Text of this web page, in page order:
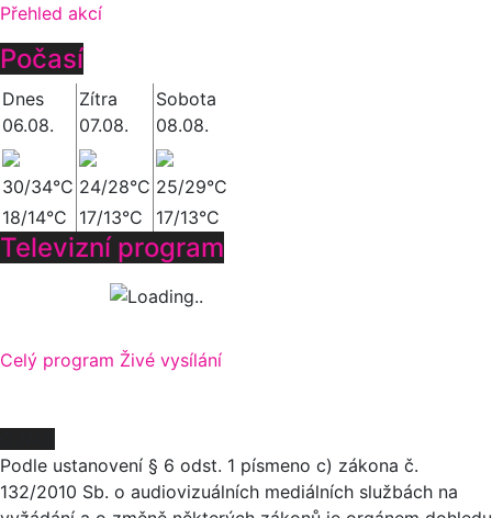
Přehled akcí
Počasí
Dnes
06.08.
Zítra
07.08.
Sobota
08.08.
30/34°C 24/28°C 25/29°C
18/14°C
17/13°C 17/13°C
Televizní program
Celý program Živé vysílání
Podle ustanovení § 6 odst. 1 písmeno c) zákona č.
132/2010 Sb. o audiovizuálních mediálních službách na